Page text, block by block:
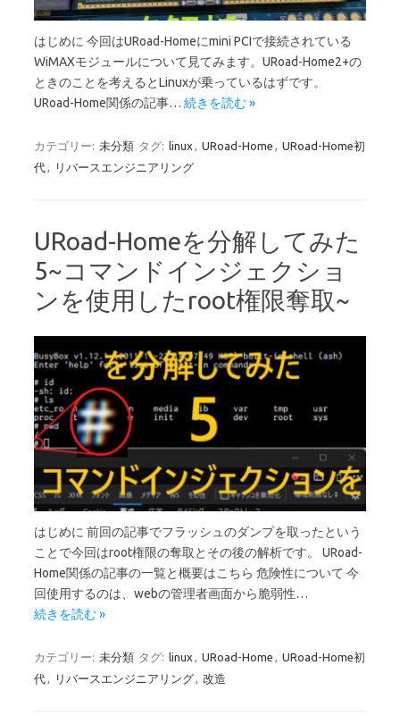
はじめに 今回はURoad-Homeにmini PCIで接続されている
WiMAXモジュールについて見てみます。URoad-Home2+の
ときのことを考えるとLinuxが乗っているはずです。
URoad-Home関係の記事… 続きを読む »
カテゴリー: 未分類 タグ: linux URoad-Home
URoad-Home初
代
リバースエンジニアリング
URoad-Homeを分解してみた
5~コマンドインジェクショ
ンを使用したroot権限奪取~
はじめに 前回の記事でフラッシュのダンプを取ったという
ことで今回はroot権限の奪取とその後の解析です。 URoad-
Home関係の記事の一覧と概要はこちら 危険性について 今
回使用するのは、webの管理者画面から脆弱性…
続きを読む »
カテゴリー: 未分類 タグ: linux URoad-Home
URoad-Home初
代
リバースエンジニアリング 改造